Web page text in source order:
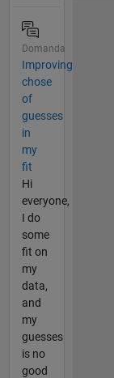
Domanda
Improving
chose
of
guesses
in
my
fit
Hi
everyone,
I do
some
fit on
my
data,
and
my
guesses
is no
good